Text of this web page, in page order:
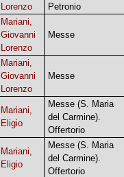
Lorenzo
Petronio
Mariani,
Giovanni
Lorenzo
Messe
Mariani,
Giovanni
Lorenzo
Messe
Mariani,
Eligio
Messe (S. Maria
del Carmine).
Offertorio
Mariani,
Eligio
Messe (S. Maria
del Carmine).
Offertorio